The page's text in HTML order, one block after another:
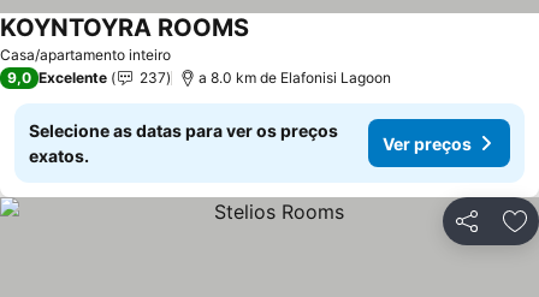
Casa/apartamento inteiro
KOYNTOYRA ROOMS
9,0 Excelente 237 a 8.0 km de Elafonisi Lagoon
Selecione as datas para ver os preços
exatos.
Ver preços
Partilhar